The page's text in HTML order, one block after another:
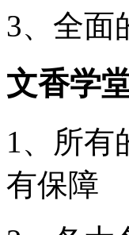
3、全面
文香学
1、所有
有保障